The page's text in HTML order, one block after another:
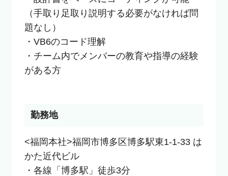
（手取り足取り説明する必要がなければ問
題なし）
・VB6のコード理解
・チーム内でメンバーの教育や指導の経験
がある方
勤務地
<福岡本社>福岡市博多区博多駅東1-1-33 は
かた近代ビル
・各線「博多駅」徒歩3分